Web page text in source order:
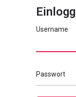
Username
Passwort